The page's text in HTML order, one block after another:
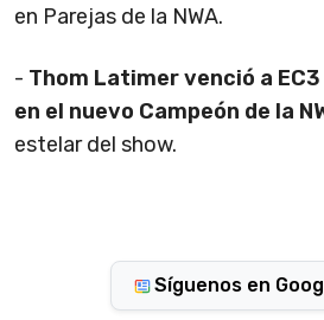
en Parejas de la NWA.
- Thom Latimer venció a
en el nuevo Campeón de la
estelar del show.
Síguenos en